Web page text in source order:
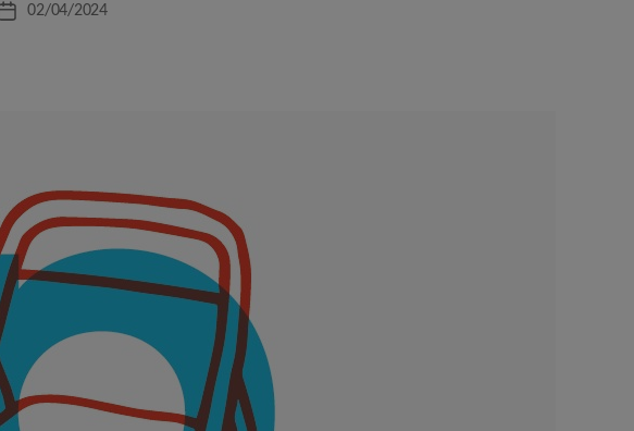
Data02/04/2024